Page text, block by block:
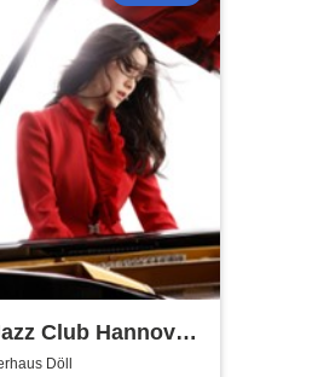
Club Hannover
Döll